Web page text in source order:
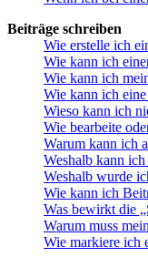
Beiträge schreiben
Wie erstelle ich
Wie kann ich
Wie kann ich
Wie kann ich
Wieso kann ich
Wie bearbeite
Warum kann ich
Weshalb kann
Weshalb wurde
Wie kann ich
Was bewirkt die
Warum muss
Wie markiere ich